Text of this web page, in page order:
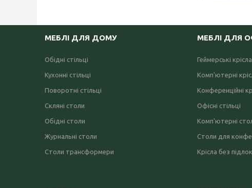
МЕБЛІ ДЛЯ ДОМУ
Обідні стільці
Кухонні стільці
Поворотні стільці
Скляні столи
Обідні столи
Журнальні столи
Столи трансформери
МЕБЛІ ДЛЯ
Геймерські крісла
Комп'ютерні
Конференційні
Офісні стільці
Комп'ютерні
Столи для
Крісла без